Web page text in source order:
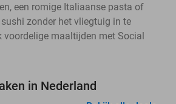
een romige Italiaanse pasta of
zonder het vliegtuig in te
voordelige maaltijden met Social
in Nederland